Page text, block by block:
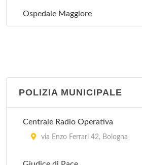
Ospedale Maggiore
POLIZIA MUNICIPALE
Centrale Radio Operativa
via Enzo Ferrari 42, Bologna